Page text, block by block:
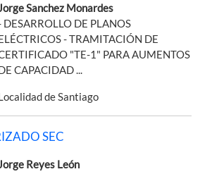
Sanchez Monardes
DESARROLLO DE PLANOS
- TRAMITACIÓN DE
"TE-1" PARA AUMENTOS
CAPACIDAD ...
de Santiago
SEC
Reyes León